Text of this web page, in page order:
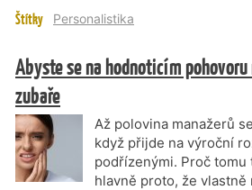
Štítky Personalistika
Abyste se na hodnoticím
zubaře
Až polovina manažerů
když přijde na výroční
podřízenými. Proč tomu
hlavně proto, že vlastně